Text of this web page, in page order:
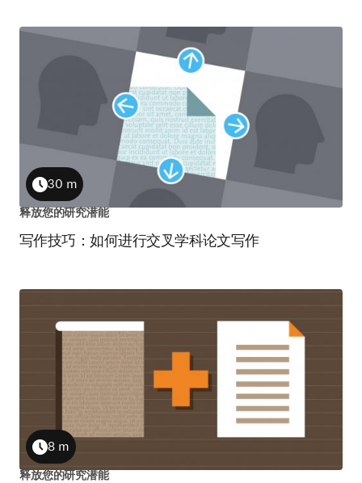
写作技巧：如何进行交叉学科论文写作
Duration
30 m
释放您的研究潜能
Duration
8 m
释放您的研究潜能